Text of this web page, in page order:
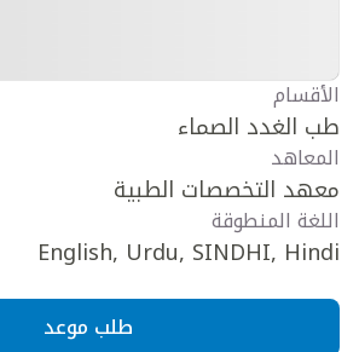
الأقسام
طب الغدد الصماء
المعاهد
معهد التخصصات الطبية
اللغة المنطوقة
English, Urdu, SINDHI, Hindi
طلب موعد